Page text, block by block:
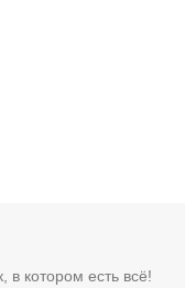
котором есть всё!